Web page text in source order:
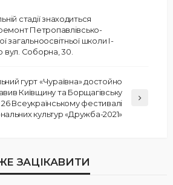
стадії знаходиться
Петропавлівсько-
загальноосвітньої школи І-
вул. Соборна, 30.
гурт «Чураївна» достойно
Київщину та Борщагівську
Всеукраїнському фестивалі
культур «Дружба-2021»
ЗАЦІКАВИТИ